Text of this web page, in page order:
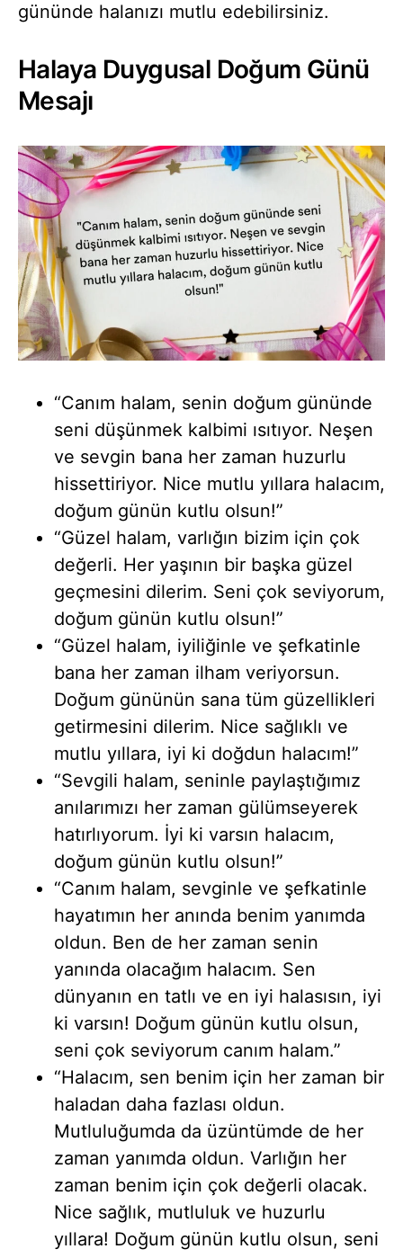
gününde halanızı mutlu edebilirsiniz.
Halaya Duygusal Doğum Günü
Mesajı
“Canım halam, senin doğum gününde
seni düşünmek kalbimi ısıtıyor. Neşen
ve sevgin bana her zaman huzurlu
hissettiriyor. Nice mutlu yıllara halacım,
doğum günün kutlu olsun!”
“Güzel halam, varlığın bizim için çok
değerli. Her yaşının bir başka güzel
geçmesini dilerim. Seni çok seviyorum,
doğum günün kutlu olsun!”
“Güzel halam, iyiliğinle ve şefkatinle
bana her zaman ilham veriyorsun.
Doğum gününün sana tüm güzellikleri
getirmesini dilerim. Nice sağlıklı ve
mutlu yıllara, iyi ki doğdun halacım!”
“Sevgili halam, seninle paylaştığımız
anılarımızı her zaman gülümseyerek
hatırlıyorum. İyi ki varsın halacım,
doğum günün kutlu olsun!”
“Canım halam, sevginle ve şefkatinle
hayatımın her anında benim yanımda
oldun. Ben de her zaman senin
yanında olacağım halacım. Sen
dünyanın en tatlı ve en iyi halasısın, iyi
ki varsın! Doğum günün kutlu olsun,
seni çok seviyorum canım halam.”
“Halacım, sen benim için her zaman bir
haladan daha fazlası oldun.
Mutluluğumda da üzüntümde de her
zaman yanımda oldun. Varlığın her
zaman benim için çok değerli olacak.
Nice sağlık, mutluluk ve huzurlu
yıllara! Doğum günün kutlu olsun, seni